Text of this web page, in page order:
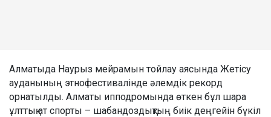
Алматыда Наурыз мейрамын тойлау аясында Жетісу
ауданының этнофестивалінде әлемдік рекорд
орнатылды. Алматы ипподромында өткен бұл шара
ұлттық ат спорты – шабандоздықтың биік деңгейін бүкіл